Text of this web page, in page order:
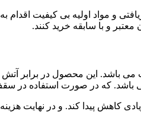
و مواد اولیه بی کیفیت
و با سابقه خرید کنند.
باشد. این محصول در برابر
که در صورت استفاده در
کاهش پیدا کند. و در نهایت